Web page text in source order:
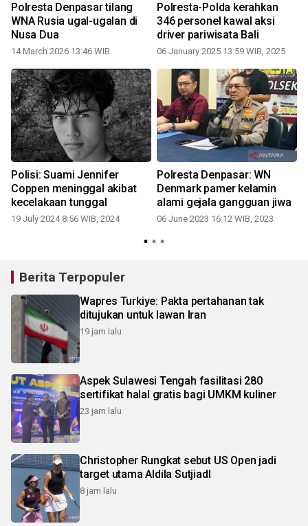
Polresta Denpasar tilang
WNA Rusia ugal-ugalan di
Nusa Dua
14 March 2026 13:46 WIB
Polresta-Polda kerahkan
346 personel kawal aksi
driver pariwisata Bali
06 January 2025 13:59 WIB, 2025
Polisi: Suami Jennifer
Coppen meninggal akibat
kecelakaan tunggal
19 July 2024 8:56 WIB, 2024
Polresta Denpasar: WN
Denmark pamer kelamin
alami gejala gangguan jiwa
06 June 2023 16:12 WIB, 2023
Berita Terpopuler
Wapres Turkiye: Pakta pertahanan tak
ditujukan untuk lawan Iran
19 jam lalu
Aspek Sulawesi Tengah fasilitasi 280
sertifikat halal gratis bagi UMKM kuliner
23 jam lalu
Christopher Rungkat sebut US Open jadi
target utama Aldila SutjiadI
8 jam lalu